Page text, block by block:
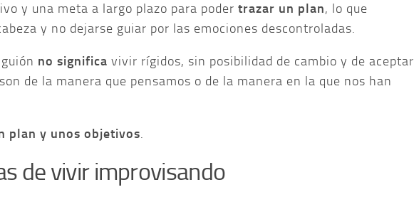
y una meta a largo plazo para poder trazar un plan, lo que
y no dejarse guiar por las emociones descontroladas.
no significa vivir rígidos, sin posibilidad de cambio y de aceptar
de la manera que pensamos o de la manera en la que nos han
plan y unos objetivos.
de vivir improvisando